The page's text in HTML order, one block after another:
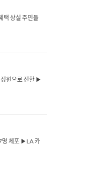
택 상실 주민들
원으로 전환 ▶
명 체포 ▶LA 카